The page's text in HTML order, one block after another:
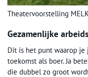
Theatervoorstelling
Gezamenlijke
Dit is het punt waarop
toekomst als boer. Ja
die dubbel zo groot